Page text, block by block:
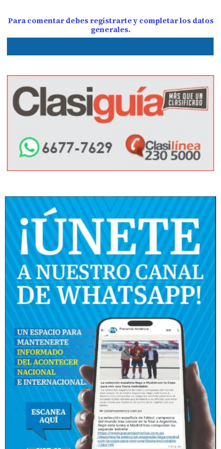
Para comentar debes registrarte y completar los datos
generales.